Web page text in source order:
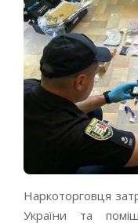
Наркоторговця
України та